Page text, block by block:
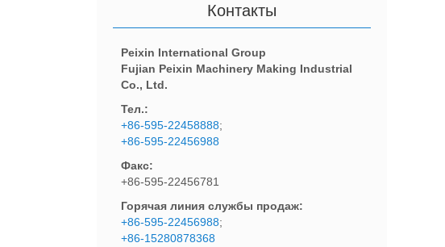
Контакты
Peixin International Group
Fujian Peixin Machinery Making Industrial
Co., Ltd.
Тел.:
+86-595-22458888;
+86-595-22456988
Факс:
+86-595-22456781
Горячая линия службы продаж:
+86-595-22456988;
+86-15280878368